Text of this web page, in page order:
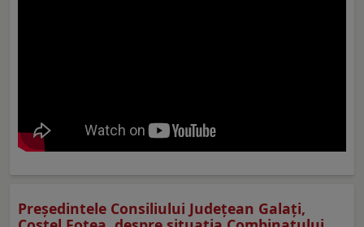
Preşedintele Consiliului Judeţean Galaţi,